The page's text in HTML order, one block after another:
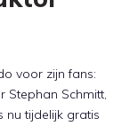
voor zijn fans:
Stephan Schmitt,
nu tijdelijk gratis